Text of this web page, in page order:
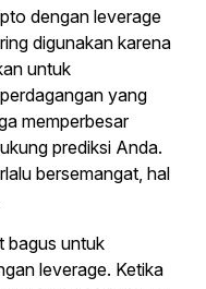
dengan leverage
digunakan karena
untuk
yang
memperbesar
prediksi Anda.
bersemangat, hal
bagus untuk
leverage. Ketika